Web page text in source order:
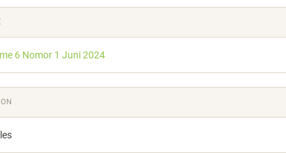
6 Nomor 1 Juni 2024